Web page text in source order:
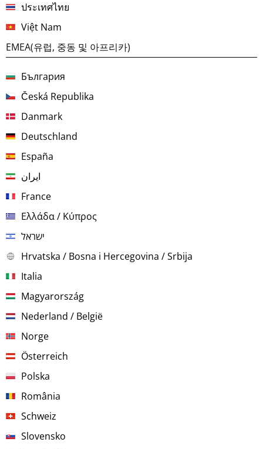
ประเทศไทย
Việt Nam
EMEA(유럽, 중동 및 아프리카)
България
Česká Republika
Danmark
Deutschland
España
ایران
France
Ελλάδα / Κύπρος
ישראל
Hrvatska / Bosna i Hercegovina / Srbija
Italia
Magyarország
Nederland / België
Norge
Österreich
Polska
România
Schweiz
Slovensko